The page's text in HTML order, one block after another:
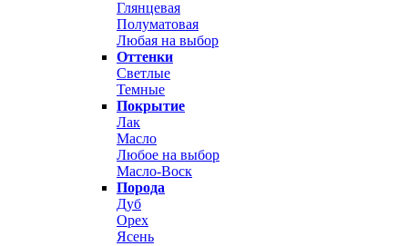
Глянцевая
Полуматовая
Любая на выбор
Оттенки
Светлые
Темные
Покрытие
Лак
Масло
Любое на выбор
Масло-Воск
Порода
Дуб
Орех
Ясень